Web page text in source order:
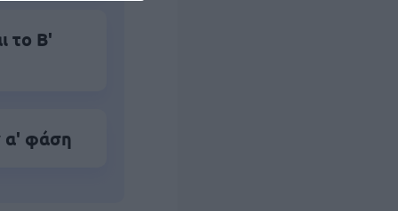
το Β'
α' φάση